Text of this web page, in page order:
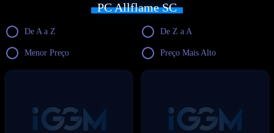
PC Allflame SC
De A a Z De Z a A
Menor Preço Preço Mais Alto